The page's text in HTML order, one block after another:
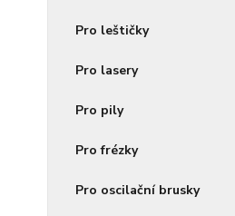
Pro leštičky
Pro lasery
Pro pily
Pro frézky
Pro oscilační brusky